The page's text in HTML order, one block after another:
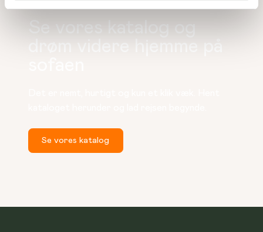
Se vores katalog og
drøm videre hjemme på
Se vores katalog